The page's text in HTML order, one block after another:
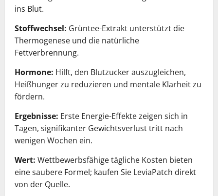
ins Blut.
Stoffwechsel: Grüntee-Extrakt unterstützt die
Thermogenese und die natürliche
Fettverbrennung.
Hormone: Hilft, den Blutzucker auszugleichen,
Heißhunger zu reduzieren und mentale Klarheit zu
fördern.
Ergebnisse: Erste Energie-Effekte zeigen sich in
Tagen, signifikanter Gewichtsverlust tritt nach
wenigen Wochen ein.
Wert: Wettbewerbsfähige tägliche Kosten bieten
eine saubere Formel; kaufen Sie LeviaPatch direkt
von der Quelle.